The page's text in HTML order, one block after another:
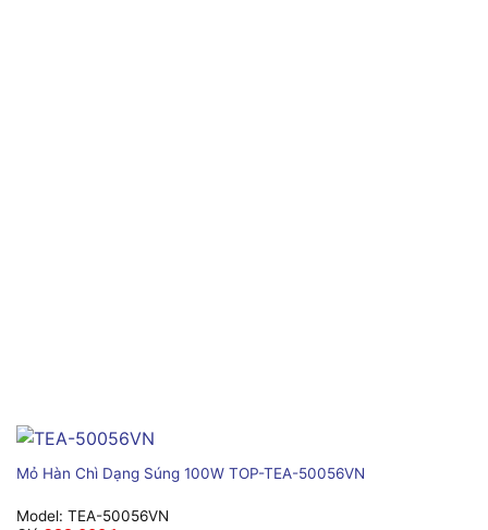
Mỏ Hàn Chì Dạng Súng 100W TOP-TEA-50056VN
Model: TEA-50056VN